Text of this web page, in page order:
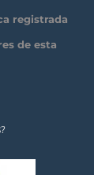
registrada
de esta